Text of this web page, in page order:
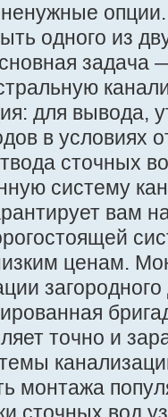
одного из
задача
для вывода,
в условиях
сточных
систему
вам
ценам.
точно и
монтажа
сточных вод